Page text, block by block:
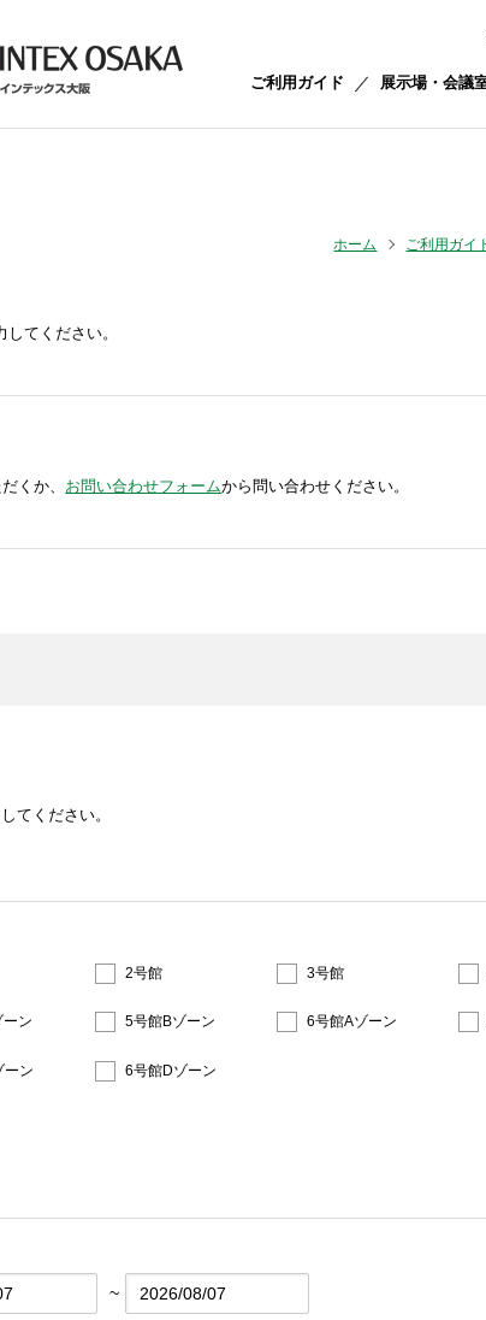
ご利用ガイド 展示場・会議
ホーム ご利用ガイ
てください。
くか、 お問い合わせフォームから問い合わせください。
てください。
2号館 3号館
ーン 5号館Bゾーン 6号館Aゾーン
ーン 6号館Dゾーン
~